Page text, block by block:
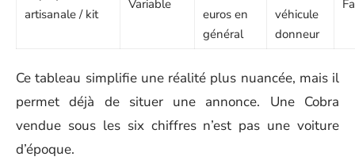
artisanale / kit
Variable
euros en
général
véhicule
donneur
Ce tableau simplifie une réalité plus nuancée, mais il
permet déjà de situer une annonce. Une Cobra
vendue sous les six chiffres n’est pas une voiture
d’époque.